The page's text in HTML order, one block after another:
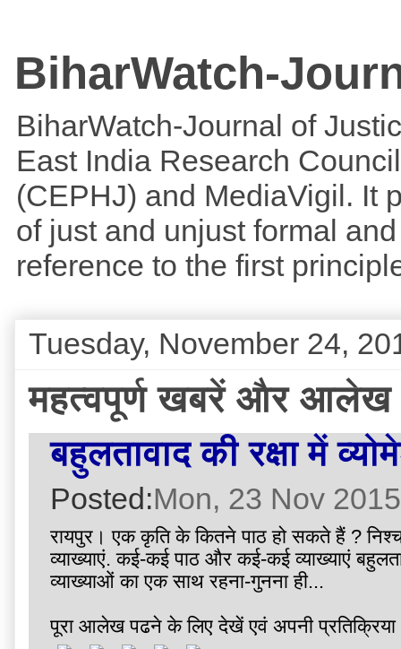
BiharWatch-
BiharWatch-Journal of
East India Research
(CEPHJ) and MediaVigil. It
of just and unjust formal
reference to the first
Tuesday, November 24,
महत्वपूर्ण खबरें और आलेख
बहुलतावाद की रक्षा में
Posted:Mon, 23 Nov
रायपुर। एक कृति के कितने पाठ हो सकते हैं ?
व्याख्याएं. कई-कई पाठ और कई-कई व्याख्याएं
व्याख्याओं का एक साथ रहना-गुनना ही...
पूरा आलेख पढने के लिए देखें एवं अपनी